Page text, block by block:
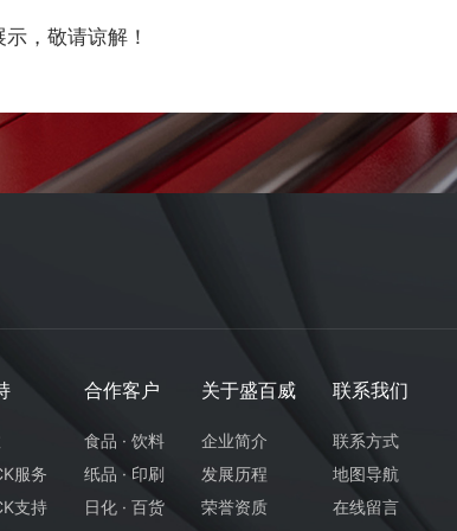
，敬请谅解！
服务
支持
合作客户
食品 · 饮料
纸品 · 印刷
日化 · 百货
关于盛百威
企业简介
发展历程
荣誉资质
联系我们
联系方式
地图导航
在线留言